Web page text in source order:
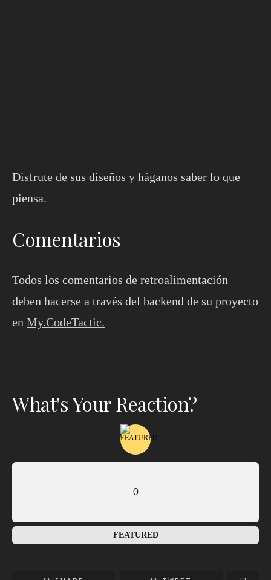
Disfrute de sus diseños y háganos saber lo que
piensa.
Comentarios
Todos los comentarios de retroalimentación
deben hacerse a través del backend de su proyecto
en My.CodeTactic.
What's Your Reaction?
0
FEATURED